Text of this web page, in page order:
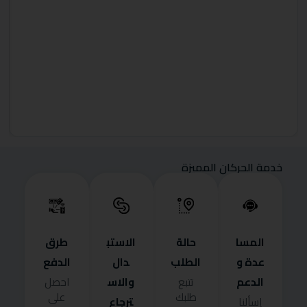
خدمة الحركان المميزة
المسا
عدة و
الدعم
إسألنا
حالة
الطلب
تتبع
طلبك
الاستب
دال
والاس
ترجاع
طرق
الدفع
احصل
على